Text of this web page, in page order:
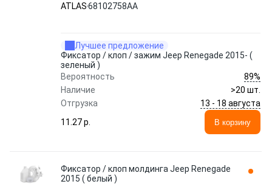
ATLAS68102758AA
Лучшее предложение
Фиксатор / клоп / зажим Jeep Renegade 2015- (
зеленый )
Вероятность
89%
Наличие
>20 шт.
Отгрузка
13 - 18 августа
11.27 p.
В корзину
Фиксатор / клоп молдинга Jeep Renegade
2015 ( белый )